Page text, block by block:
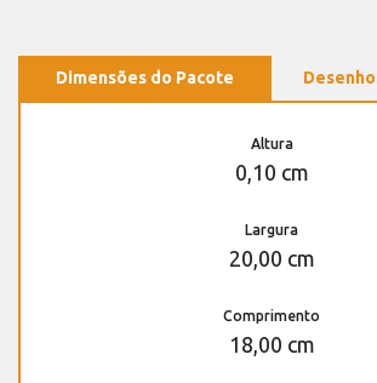
Dimensões do Pacote
Altura
0,10 cm
Largura
20,00 cm
Comprimento
18,00 cm